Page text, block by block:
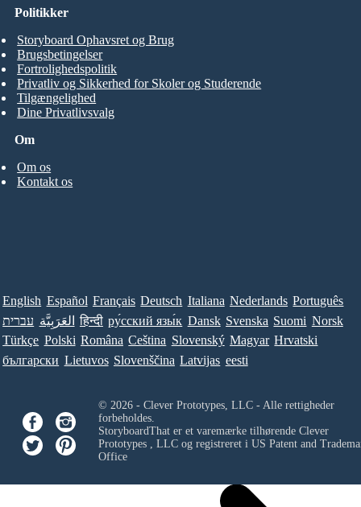
Om
Om os
Kontakt os
Politikker
Storyboard Ophavsret og Brug
Brugsbetingelser
Fortrolighedspolitik
Privatliv og Sikkerhed for Skoler og Studerende
Tilgængelighed
Dine Privatlivsvalg
English Español Français Deutsch Italiana Nederlands Português
עברית العَرَبِيَّة हिन्दी ру́сский язы́к Dansk Svenska Suomi Norsk
Türkçe Polski Româna Ceština Slovenský Magyar Hrvatski
български Lietuvos Slovenščina Latvijas eesti
© 2026 - Clever Prototypes, LLC - Alle rettigheder
forbeholdes.
StoryboardThat er et varemærke tilhørende Clever
Prototypes , LLCog registreret i US Patent and
Office